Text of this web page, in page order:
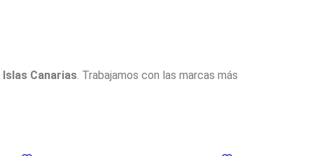
Islas Canarias. Trabajamos con las marcas más